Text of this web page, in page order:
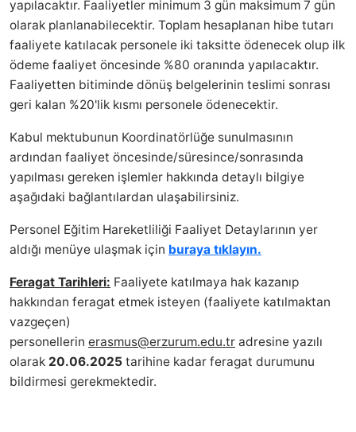
yapılacaktır. Faaliyetler minimum 3 gün maksimum 7 gün
olarak planlanabilecektir. Toplam hesaplanan hibe tutarı
faaliyete katılacak personele iki taksitte ödenecek olup ilk
ödeme faaliyet öncesinde %80 oranında yapılacaktır.
Faaliyetten bitiminde dönüş belgelerinin teslimi sonrası
geri kalan %20'lik kısmı personele ödenecektir.
Kabul mektubunun Koordinatörlüğe sunulmasının
ardından faaliyet öncesinde/süresince/sonrasında
yapılması gereken işlemler hakkında detaylı bilgiye
aşağıdaki bağlantılardan ulaşabilirsiniz.
Personel Eğitim Hareketliliği Faaliyet Detaylarının yer
aldığı menüye ulaşmak için buraya tıklayın.
Feragat Tarihleri: Faaliyete katılmaya hak kazanıp
hakkından feragat etmek isteyen (faaliyete katılmaktan
vazgeçen)
personellerin erasmus@erzurum.edu.tr adresine yazılı
olarak 20.06.2025 tarihine kadar feragat durumunu
bildirmesi gerekmektedir.